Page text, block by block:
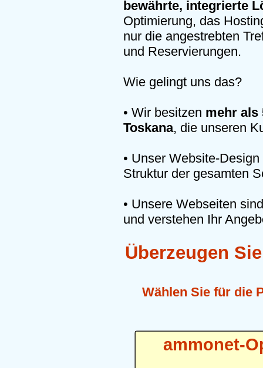
bewährte, integrierte
Optimierung, das
nur die angestrebten
und Reservierungen.
Wie gelingt uns das?
• Wir besitzen mehr als
Toskana, die unseren
• Unser Website-Design
Struktur der gesamten
• Unsere Webseiten
und verstehen Ihr
Überzeugen
Wählen Sie für die
ammonet-